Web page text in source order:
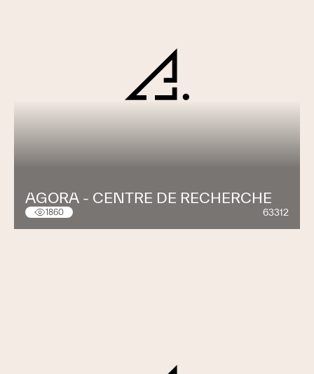
AGORA - CENTRE DE RECHERCHE
1860 63312